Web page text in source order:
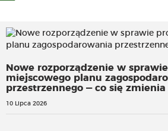
Nowe rozporządzenie w
miejscowego planu
przestrzennego — co się zmienia
10 Lipca 2026